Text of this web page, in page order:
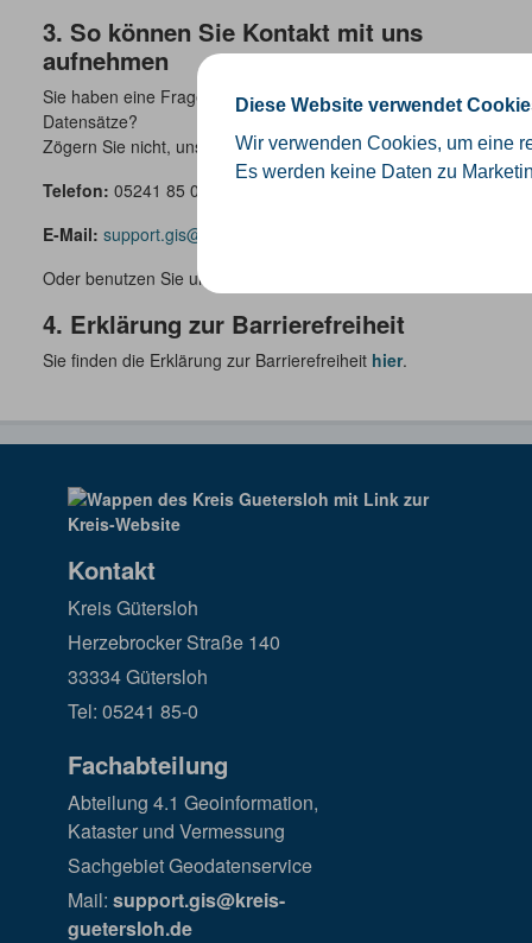
Diese Website verwendet
Wir verwenden Cookies, um eine
Es werden keine Daten zu
3. So können Sie Kontakt mit uns
aufnehmen
Sie haben eine Frage oder es fehlen interessante
Datensätze?
Zögern Sie nicht, uns zu kontaktieren:
Telefon: 05241 85 0
E-Mail: support.gis@kreis-guetersloh.de
Oder benutzen Sie unser
4. Erklärung zur Barrierefreiheit
Sie finden die Erklärung zur Barrierefreiheit hier.
Kontakt
Kreis Gütersloh
Herzebrocker Straße 140
33334 Gütersloh
Tel: 05241 85-0
Fachabteilung
Abteilung 4.1 Geoinformation,
Kataster und Vermessung
Sachgebiet Geodatenservice
Mail: support.gis@kreis-
guetersloh.de